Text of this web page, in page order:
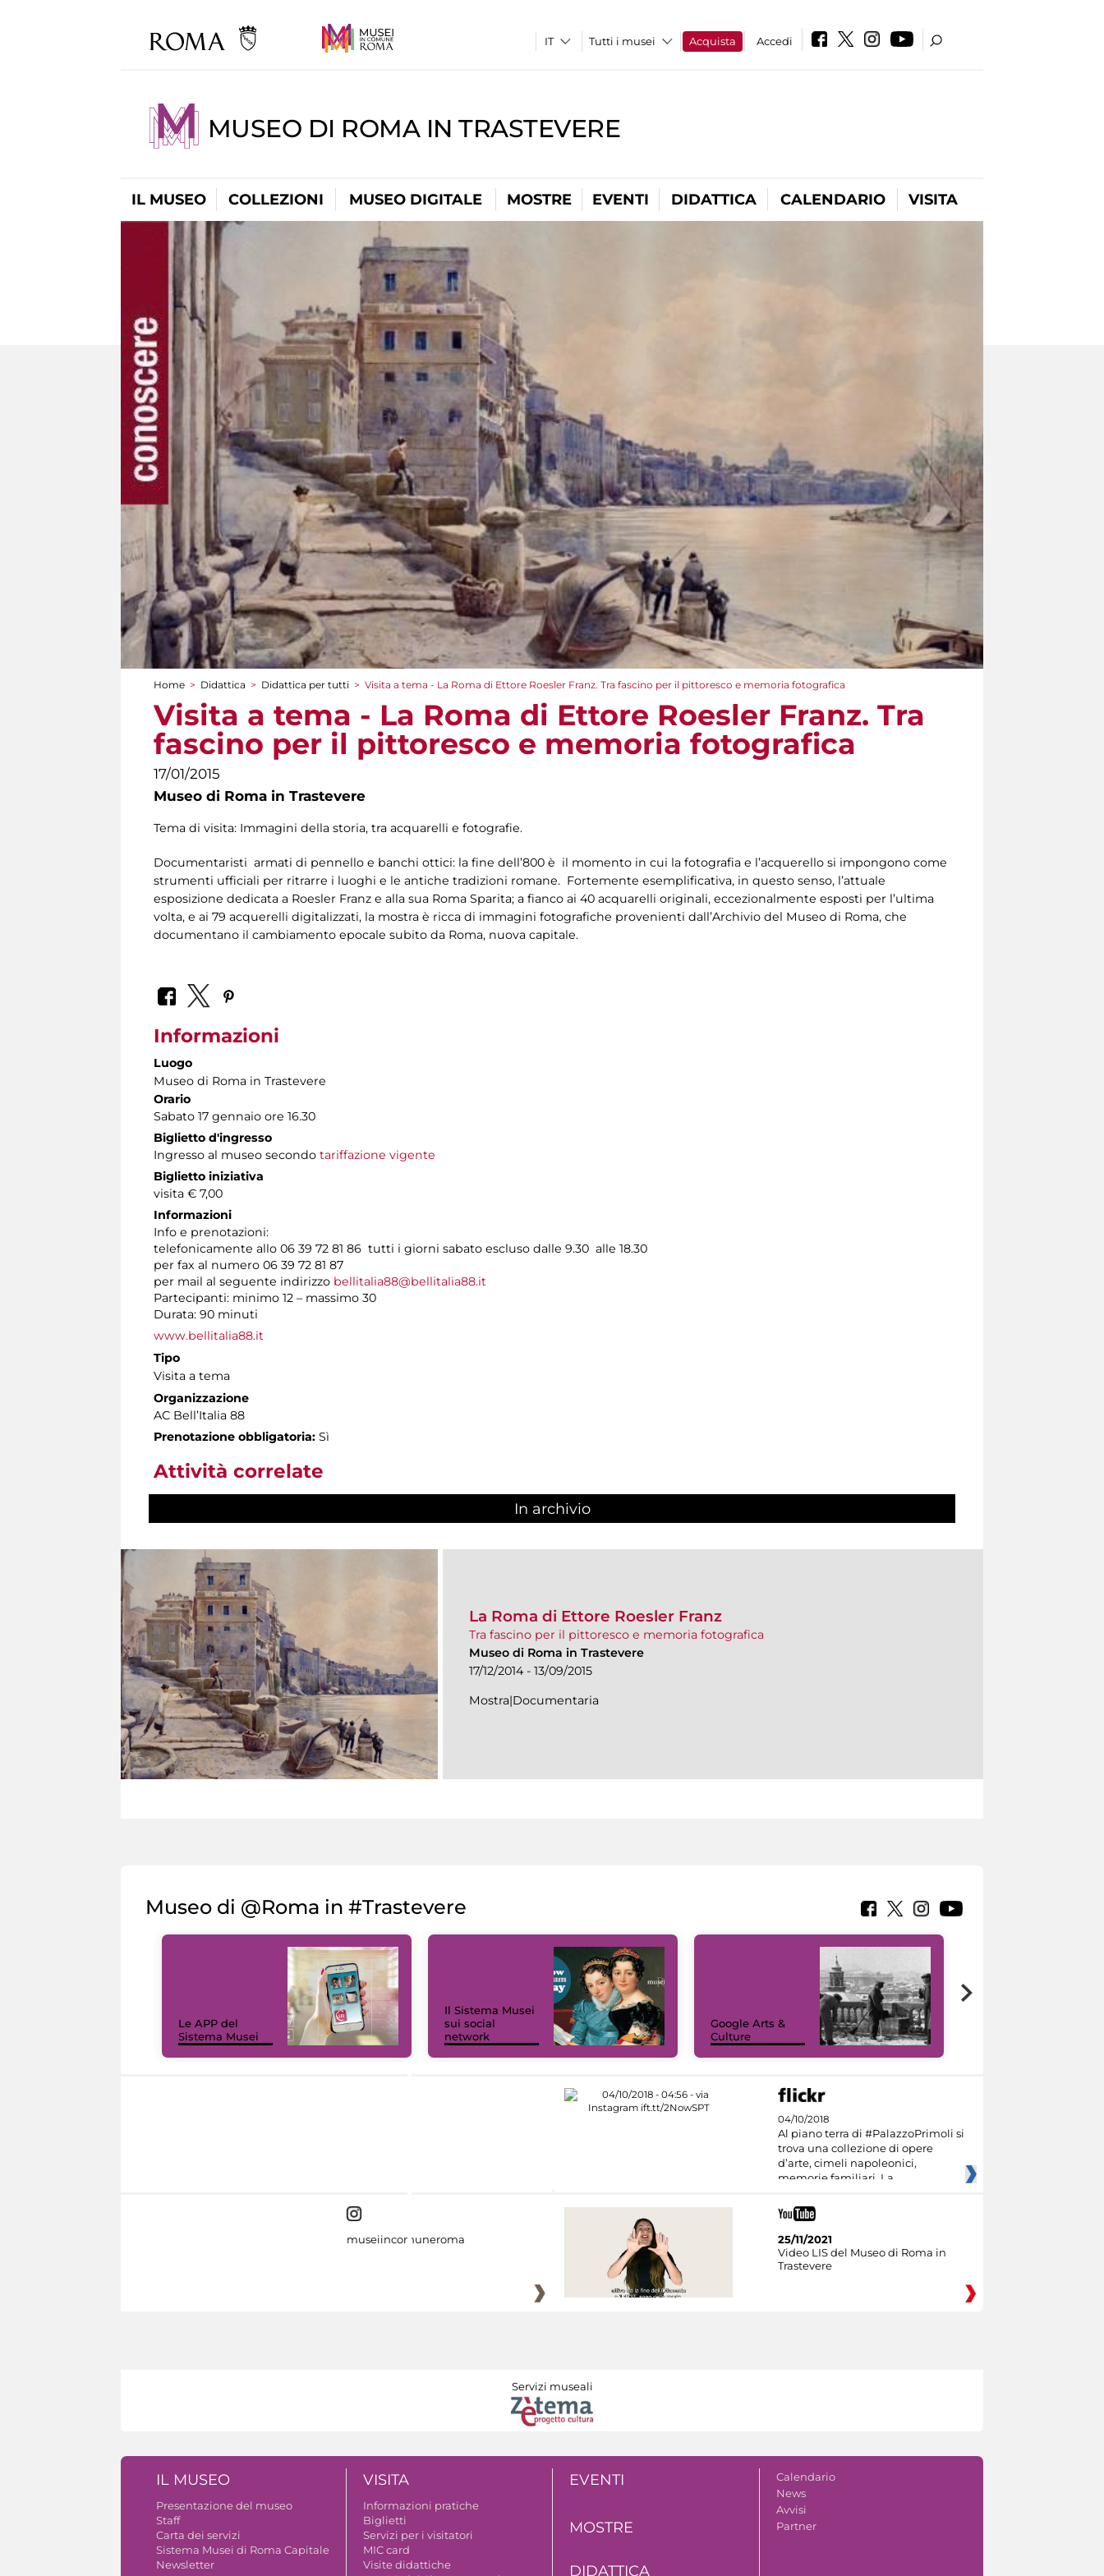
Tutti i musei Acquista Accedi
MUSEO DI ROMA IN TRASTEVERE
IL MUSEO COLLEZIONI MUSEO DIGITALE MOSTRE EVENTI DIDATTICA CALENDARIO VISITA
Tu sei qui
Home > Didattica > Didattica per tutti > Visita a tema - La Roma di Ettore Roesler Franz. Tra fascino per il pittoresco e memoria fotografica
Visita a tema - La Roma di Ettore Roesler Franz. Tra
fascino per il pittoresco e memoria fotografica
17/01/2015
Museo di Roma in Trastevere
Tema di visita: Immagini della storia, tra acquarelli e fotografie.
Documentaristi armati di pennello e banchi ottici: la fine dell’800 è il momento in cui la fotografia e l’acquerello si impongono come
strumenti ufficiali per ritrarre i luoghi e le antiche tradizioni romane. Fortemente esemplificativa, in questo senso, l’attuale
esposizione dedicata a Roesler Franz e alla sua Roma Sparita; a fianco ai 40 acquarelli originali, eccezionalmente esposti per l’ultima
volta, e ai 79 acquerelli digitalizzati, la mostra è ricca di immagini fotografiche provenienti dall’Archivio del Museo di Roma, che
documentano il cambiamento epocale subito da Roma, nuova capitale.
Informazioni
Luogo
Museo di Roma in Trastevere
Orario
Sabato 17 gennaio ore 16.30
Biglietto d'ingresso
Ingresso al museo secondo tariffazione vigente
Biglietto iniziativa
visita € 7,00
Informazioni
Info e prenotazioni:
telefonicamente allo 06 39 72 81 86 tutti i giorni sabato escluso dalle 9.30 alle 18.30
per fax al numero 06 39 72 81 87
per mail al seguente indirizzo bellitalia88@bellitalia88.it
Partecipanti: minimo 12 – massimo 30
Durata: 90 minuti
www.bellitalia88.it
Tipo
Visita a tema
Organizzazione
AC Bell’Italia 88
Prenotazione obbligatoria: Sì
Attività correlate
In archivio
La Roma di Ettore Roesler Franz
Tra fascino per il pittoresco e memoria fotografica
Museo di Roma in Trastevere
17/12/2014 - 13/09/2015
Mostra|Documentaria
Museo di @Roma in #Trastevere
Le APP del
Sistema Musei
Il Sistema Musei
sui social
network
Google Arts &
Culture
04/10/2018
Al piano terra di #PalazzoPrimoli si
trova una collezione di opere
d’arte, cimeli napoleonici,
memorie familiari. La
museiincomuneroma
25/11/2021
Video LIS del Museo di Roma in
Trastevere
Servizi museali
IL MUSEO
Presentazione del museo
Staff
Carta dei servizi
Sistema Musei di Roma Capitale
Newsletter
VISITA
Informazioni pratiche
Biglietti
Servizi per i visitatori
MIC card
Visite didattiche
EVENTI
MOSTRE
DIDATTICA
Calendario
News
Avvisi
Partner